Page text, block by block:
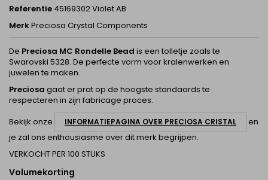
Referentie 45169302 Violet AB
MerkPreciosa Crystal Components
De Preciosa MC Rondelle Bead is een tolletje zoals te
Swarovski 5328. De perfecte vorm voor kralenwerken en
juwelen te maken.
Preciosa gaat er prat op de hoogste standaards te
respecteren in zijn fabricage proces.
Bekijk onze
INFORMATIEPAGINA OVER PRECIOSA CRISTAL
en
je zal ons enthousiasme over dit merk begrijpen.
VERKOCHT PER 100 STUKS
Volumekorting